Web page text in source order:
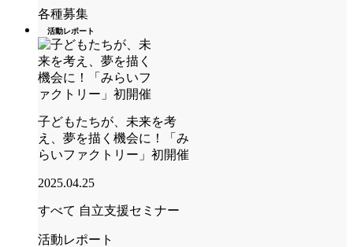
各種募集
活動レポート
子どもたちが、未来を考
え、夢を描く機会に！「み
らいファクトリー」初開催
2025.04.25
すべて 自立支援セミナー
活動レポート